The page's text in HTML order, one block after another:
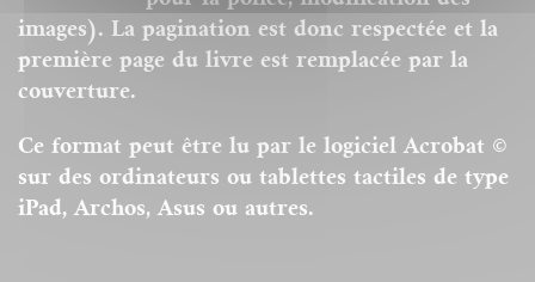
images). La pagination est donc respectée et la
première page du livre est remplacée par la
couverture.
Ce format peut être lu par le logiciel Acrobat ©
sur des ordinateurs ou tablettes tactiles de type
iPad, Archos, Asus ou autres.